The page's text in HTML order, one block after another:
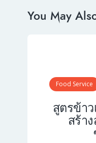
You May
Food Service
สูตรข้า
สร้า